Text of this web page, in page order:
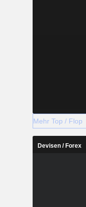
Mehr Top / Flop
Devisen / Forex